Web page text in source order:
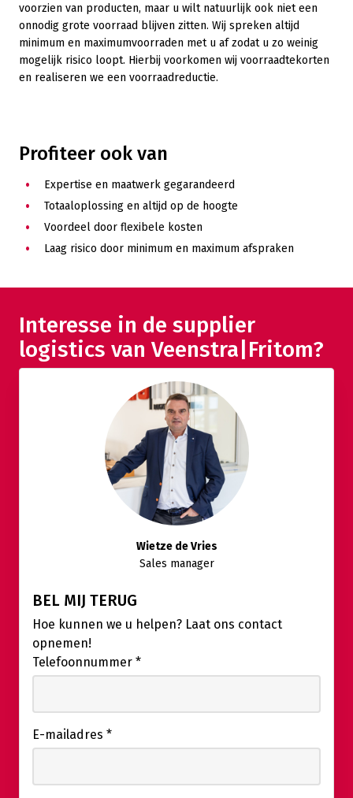
voorzien van producten, maar u wilt natuurlijk ook niet een
onnodig grote voorraad blijven zitten. Wij spreken altijd
minimum en maximumvoorraden met u af zodat u zo weinig
mogelijk risico loopt. Hierbij voorkomen wij voorraadtekorten
en realiseren we een voorraadreductie.
Profiteer ook van
Expertise en maatwerk gegarandeerd
Totaaloplossing en altijd op de hoogte
Voordeel door flexibele kosten
Laag risico door minimum en maximum afspraken
Interesse in de supplier
logistics van Veenstra|Fritom?
Wietze de Vries
Sales manager
BEL MIJ TERUG
Hoe kunnen we u helpen? Laat ons contact
opnemen!
Telefoonnummer *
E-mailadres *